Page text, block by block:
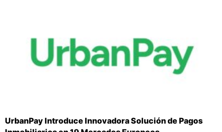
UrbanPay Introduce Innovadora Solución de Pagos